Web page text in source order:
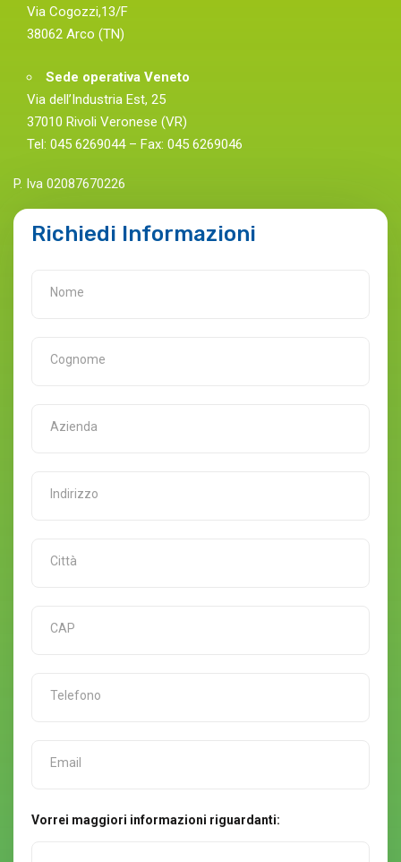
Via Cogozzi,13/F
38062 Arco (TN)
Sede operativa Veneto
Via dell’Industria Est, 25
37010 Rivoli Veronese (VR)
Tel: 045 6269044 – Fax: 045 6269046
P. Iva 02087670226
Richiedi Informazioni
Vorrei maggiori informazioni riguardanti: